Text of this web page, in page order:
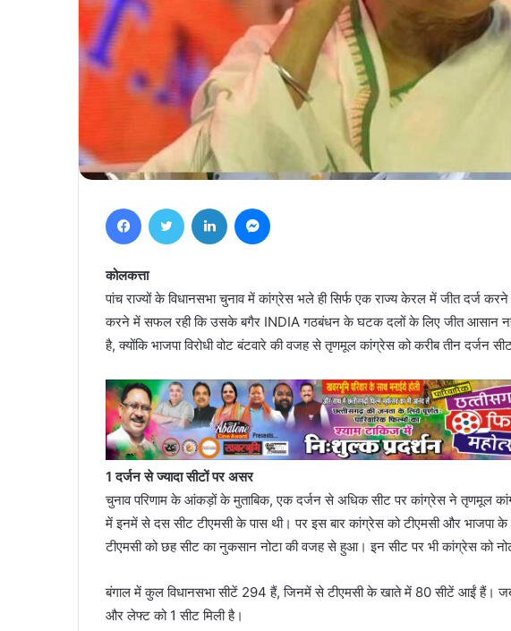
कोलकत्ता
पांच राज्यों के विधानसभा चुनाव में कांग्रेस भले ही सिर्फ एक राज्य केरल में जीत दर्ज करने
करने में सफल रही कि उसके बगैर INDIA गठबंधन के घटक दलों के लिए जीत आसान
है, क्योंकि भाजपा विरोधी वोट बंटवारे की वजह से तृणमूल कांग्रेस को करीब तीन दर्जन
1 दर्जन से ज्यादा सीटों पर असर
चुनाव परिणाम के आंकड़ों के मुताबिक, एक दर्जन से अधिक सीट पर कांग्रेस ने तृणमूल
में इनमें से दस सीट टीएमसी के पास थी। पर इस बार कांग्रेस को टीएमसी और
टीएमसी को छह सीट का नुकसान नोटा की वजह से हुआ। इन सीट पर भी कांग्रेस को
बंगाल में कुल विधानसभा सीटें 294 हैं, जिनमें से टीएमसी के खाते में 80 सीटें आईं हैं।
और लेफ्ट को 1 सीट मिली है।